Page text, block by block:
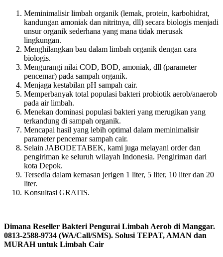
Meminimalisir limbah organik (lemak, protein, karbohidrat,
kandungan amoniak dan nitritnya, dll) secara biologis menjadi
unsur organik sederhana yang mana tidak merusak
lingkungan.
Menghilangkan bau dalam limbah organik dengan cara
biologis.
Mengurangi nilai COD, BOD, amoniak, dll (parameter
pencemar) pada sampah organik.
Menjaga kestabilan pH sampah cair.
Memperbanyak total populasi bakteri probiotik aerob/anaerob
pada air limbah.
Menekan dominasi populasi bakteri yang merugikan yang
terkandung di sampah organik.
Mencapai hasil yang lebih optimal dalam meminimalisir
parameter pencemar sampah cair.
Selain JABODETABEK, kami juga melayani order dan
pengiriman ke seluruh wilayah Indonesia. Pengiriman dari
kota Depok.
Tersedia dalam kemasan jerigen 1 liter, 5 liter, 10 liter dan 20
liter.
Konsultasi GRATIS.
Dimana Reseller Bakteri Pengurai Limbah Aerob di Manggar.
0813-2588-9734 (WA/Call/SMS). Solusi TEPAT, AMAN dan
MURAH untuk Limbah Cair